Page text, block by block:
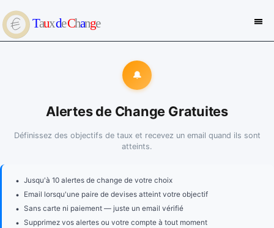
🔔
Alertes de Change Gratuites
Définissez des objectifs de taux et recevez un email quand ils sont
atteints.
• Jusqu'à 10 alertes de change de votre choix
• Email lorsqu'une paire de devises atteint votre objectif
• Sans carte ni paiement — juste un email vérifié
• Supprimez vos alertes ou votre compte à tout moment